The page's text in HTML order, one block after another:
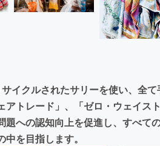
イクルされたサリーを使い、全
アトレード」、「ゼロ・ウェイス
題への認知向上を促進し、すべて
を目指します。